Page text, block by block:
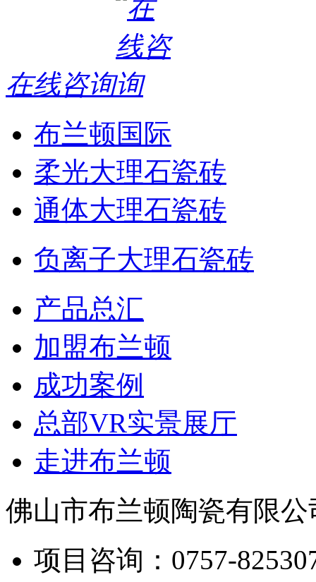
在线咨询
布兰顿国际
柔光大理石瓷砖
通体大理石瓷砖
负离子大理石瓷砖
产品总汇
加盟布兰顿
成功案例
总部VR实景展厅
走进布兰顿
佛山市布兰顿陶瓷有限公
项目咨询： 0757-